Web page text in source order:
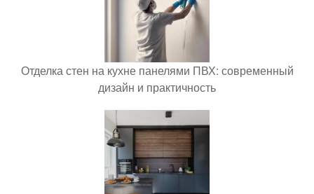
Отделка стен на кухне панелями ПВХ: современный
дизайн и практичность